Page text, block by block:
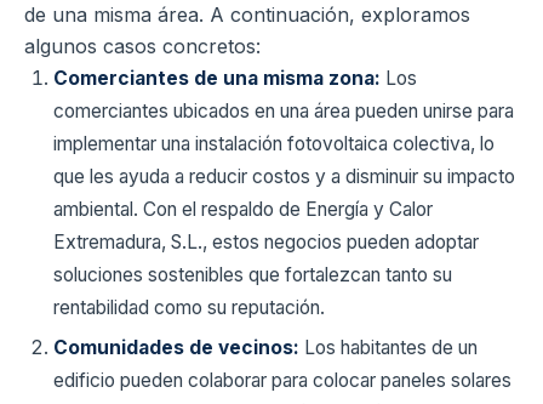
de una misma área. A continuación, exploramos
algunos casos concretos:
Comerciantes de una misma zona: Los
comerciantes ubicados en una área pueden unirse para
implementar una instalación fotovoltaica colectiva, lo
que les ayuda a reducir costos y a disminuir su impacto
ambiental. Con el respaldo de Energía y Calor
Extremadura, S.L., estos negocios pueden adoptar
soluciones sostenibles que fortalezcan tanto su
rentabilidad como su reputación.
Comunidades de vecinos: Los habitantes de un
edificio pueden colaborar para colocar paneles solares